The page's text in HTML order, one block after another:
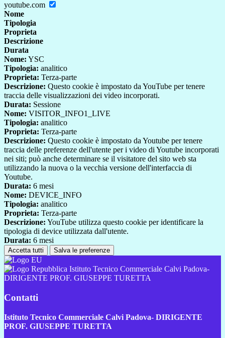
youtube.com
Nome
Tipologia
Proprieta
Descrizione
Durata
Nome: YSC
Tipologia: analitico
Proprieta: Terza-parte
Descrizione: Questo cookie è impostato da YouTube per tenere
traccia delle visualizzazioni dei video incorporati.
Durata: Sessione
Nome: VISITOR_INFO1_LIVE
Tipologia: analitico
Proprieta: Terza-parte
Descrizione: Questo cookie è impostato da Youtube per tenere
traccia delle preferenze dell'utente per i video di Youtube incorporati
nei siti; può anche determinare se il visitatore del sito web sta
utilizzando la nuova o la vecchia versione dell'interfaccia di
Youtube.
Durata: 6 mesi
Nome: DEVICE_INFO
Tipologia: analitico
Proprieta: Terza-parte
Descrizione: YouTube utilizza questo cookie per identificare la
tipologia di device utilizzata dall'utente.
Durata: 6 mesi
Accetta tutti Salva le preferenze
Istituto Tecnico Commerciale Calvi Padova-
DIRIGENTE PROF. GIUSEPPE TURETTA
Contatti
Istituto Tecnico Commerciale Calvi Padova- DIRIGENTE
PROF. GIUSEPPE TURETTA